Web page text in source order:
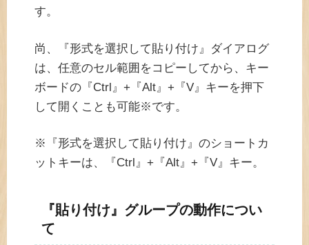
す。
尚、『形式を選択して貼り付け』ダイアログ
は、任意のセル範囲をコピーしてから、キー
ボードの『Ctrl』+『Alt』+『V』キーを押下
して開くことも可能※です。
※『形式を選択して貼り付け』のショートカ
ットキーは、『Ctrl』+『Alt』+『V』キー。
『貼り付け』グループの動作につい
て